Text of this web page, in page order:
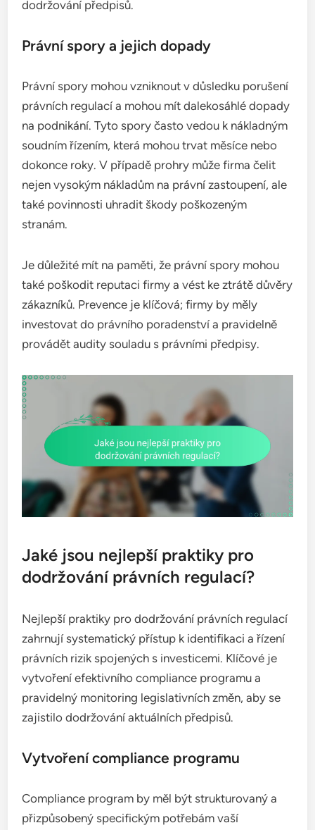
dodržování předpisů.
Právní spory a jejich dopady
Právní spory mohou vzniknout v důsledku porušení
právních regulací a mohou mít dalekosáhlé dopady
na podnikání. Tyto spory často vedou k nákladným
soudním řízením, která mohou trvat měsíce nebo
dokonce roky. V případě prohry může firma čelit
nejen vysokým nákladům na právní zastoupení, ale
také povinnosti uhradit škody poškozeným
stranám.
Je důležité mít na paměti, že právní spory mohou
také poškodit reputaci firmy a vést ke ztrátě důvěry
zákazníků. Prevence je klíčová; firmy by měly
investovat do právního poradenství a pravidelně
provádět audity souladu s právními předpisy.
Jaké jsou nejlepší praktiky pro
dodržování právních regulací?
Nejlepší praktiky pro dodržování právních regulací
zahrnují systematický přístup k identifikaci a řízení
právních rizik spojených s investicemi. Klíčové je
vytvoření efektivního compliance programu a
pravidelný monitoring legislativních změn, aby se
zajistilo dodržování aktuálních předpisů.
Vytvoření compliance programu
Compliance program by měl být strukturovaný a
přizpůsobený specifickým potřebám vaší